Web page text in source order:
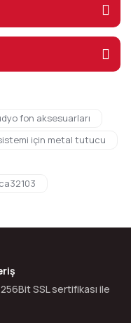
fon aksesuarları
için metal tutucu
SSL sertifikası ile